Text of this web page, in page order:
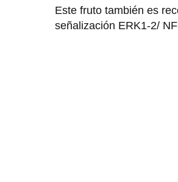
Este fruto también es
señalización ERK1-2/